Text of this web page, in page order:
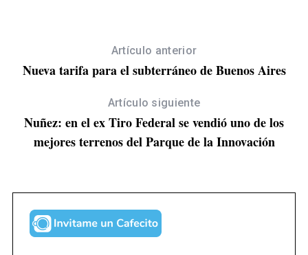
Artículo anterior
Nueva tarifa para el subterráneo de Buenos Aires
Artículo siguiente
Nuñez: en el ex Tiro Federal se vendió uno de los
mejores terrenos del Parque de la Innovación
r